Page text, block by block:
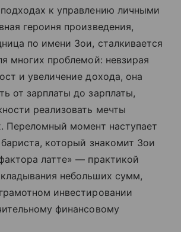
к управлению личными
героиня произведения,
по имени Зои, сталкивается
многих проблемой: невзирая
и увеличение дохода, она
от зарплаты до зарплаты,
реализовать мечты
Переломный момент наступает
который знакомит Зои
латте» — практикой
небольших сумм,
инвестировании
финансовому